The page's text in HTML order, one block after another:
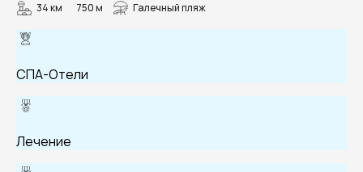
34 км 750 м Галечный пляж
СПА-Отели
Лечение